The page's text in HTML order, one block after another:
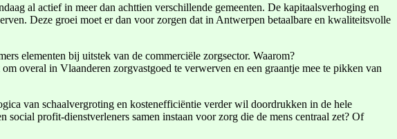
al actief in meer dan achttien verschillende gemeenten. De kapitaalsverhoging en
Deze groei moet er dan voor zorgen dat in Antwerpen betaalbare en kwaliteitsvolle
elementen bij uitstek van de commerciële zorgsector. Waarom?
overal in Vlaanderen zorgvastgoed te verwerven en een graantje mee te pikken van
van schaalvergroting en kostenefficiëntie verder wil doordrukken in de hele
profit-dienstverleners samen instaan voor zorg die de mens centraal zet? Of